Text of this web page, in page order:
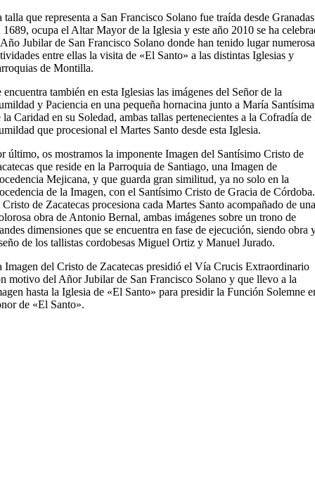
talla que representa a San Francisco Solano fue traída desde Granadas
1689, ocupa el Altar Mayor de la Iglesia y este año 2010 se ha
Jubilar de San Francisco Solano donde han tenido lugar
entre ellas la visita de «El Santo» a las distintas Iglesias y
de Montilla.
encuentra también en esta Iglesias las imágenes del Señor de la
y Paciencia en una pequeña hornacina junto a María Santísima
la Caridad en su Soledad, ambas tallas pertenecientes a la Cofradía de
que procesional el Martes Santo desde esta Iglesia.
último, os mostramos la imponente Imagen del Santísimo Cristo de
que reside en la Parroquia de Santiago, una Imagen de
Mejicana, y que guarda gran similitud, ya no solo en la
de la Imagen, con el Santísimo Cristo de Gracia de Córdoba.
de Zacatecas procesiona cada Martes Santo acompañado de una
obra de Antonio Bernal, ambas imágenes sobre un trono de
dimensiones que se encuentra en fase de ejecución, siendo obra
de los tallistas cordobesas Miguel Ortiz y Manuel Jurado.
Imagen del Cristo de Zacatecas presidió el Vía Crucis Extraordinario
motivo del Añor Jubilar de San Francisco Solano y que llevo a la
hasta la Iglesia de «El Santo» para presidir la Función Solemne
de «El Santo».